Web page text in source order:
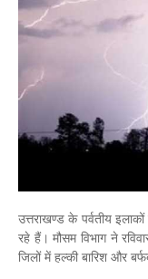
उत्तराखण्ड के पर्वतीय
रहे हैं। मौसम विभाग ने
जिलों में हल्की बारिश और